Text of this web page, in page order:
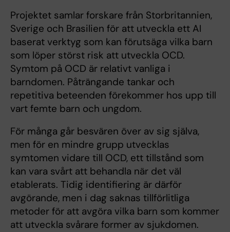
Projektet samlar forskare från Storbritannien,
Sverige och Brasilien för att utveckla ett AI
baserat verktyg som kan förutsäga vilka barn
som löper störst risk att utveckla OCD.
Symtom på OCD är relativt vanliga i
barndomen. Påträngande tankar och
repetitiva beteenden förekommer hos upp till
vart femte barn och ungdom.
För många går besvären över av sig själva,
men för en mindre grupp utvecklas
symtomen vidare till OCD, ett tillstånd som
kan vara svårt att behandla när det väl
etablerats. Tidig identifiering är därför
avgörande, men i dag saknas tillförlitliga
metoder för att avgöra vilka barn som kommer
att utveckla svårare former av sjukdomen.